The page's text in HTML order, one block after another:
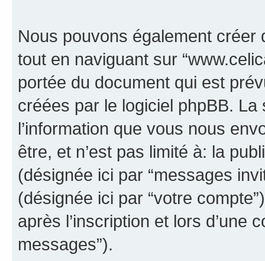
Nous pouvons également
tout en naviguant sur
portée du document qui est
créées par le logiciel phpBB.
l’information que vous nous
être, et n’est pas limité à: la
(désignée ici par “messages
(désignée ici par “votre
après l’inscription et lors d’une
messages”).